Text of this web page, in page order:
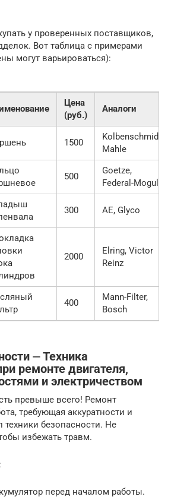
у проверенных поставщиков,
Вот таблица с примерами
могут варьироваться):
Цена
(руб.)
Аналоги
1500
Kolbenschmidt,
Mahle
500
Goetze,
Federal-Mogul
300 AE, Glyco
2000
Elring, Victor
Reinz
400
Mann-Filter,
Bosch
⏤ Техника
ремонте двигателя,
и электричеством
превыше всего! Ремонт
требующая аккуратности и
безопасности. Не
избежать травм.
перед началом работы.